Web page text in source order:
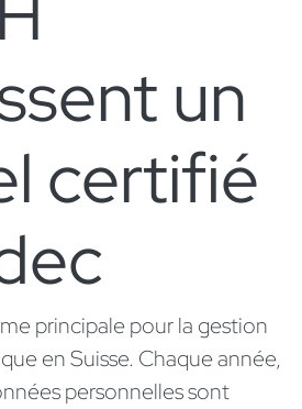
un
certifié
principale pour la gestion
en Suisse. Chaque année,
personnelles sont